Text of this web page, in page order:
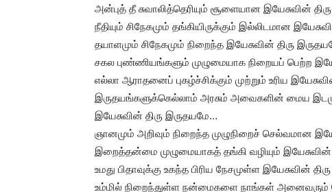
அன்புத் தீ சுவாலித்தெரியும் சூளையான இயேசுவின்
நீதியும் சிநேகமும் தங்கியிருக்கும் இல்லிடமான
தயாளமும் சிநேகமும் நிறைந்த இயேசுவின் திரு
சகல புண்ணியங்களும் முழுமையாக நிறையப் பெற்ற
எல்லா ஆராதனைப் புகழ்ச்சிக்கும் முற்றும் உரிய
இருதயங்களுக்கெல்லாம் அரசும் அவைகளின் மைய
இயேசுவின் திரு இருதயமே…
ஞானமும் அறிவும் நிறைந்த முழுநிறைச் செல்வமான
இறைத்தன்மை முழுமையாகத் தங்கி வழியும் இயேசுவின்
உமது பிதாவுக்கு உகந்த பிரிய நேசமுள்ள இயேசுவின்
உம்மில் நிறைந்துள்ள நன்மைகளை நாங்கள் அனைவரும்